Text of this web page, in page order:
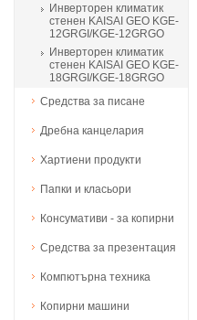
Инверторен климатик
стенен KAISAI GEO KGE-
12GRGI/KGE-12GRGO
Инверторен климатик
стенен KAISAI GEO KGE-
18GRGI/KGE-18GRGO
Средства за писане
Дребна канцелария
Хартиени продукти
Папки и класьори
Консумативи - за копирни
Средства за презентация
Компютърна техника
Копирни машини